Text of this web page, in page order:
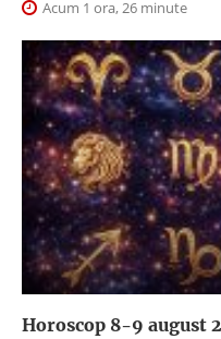
Acum 1 ora, 26 minute
Horoscop 8-9 august